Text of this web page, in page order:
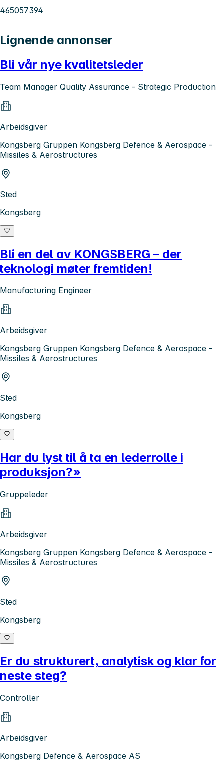
465057394
Lignende annonser
Bli vår nye kvalitetsleder
Team Manager Quality Assurance - Strategic Production
Arbeidsgiver
Kongsberg Gruppen Kongsberg Defence & Aerospace -
Missiles & Aerostructures
Sted
Kongsberg
Bli en del av KONGSBERG – der
teknologi møter fremtiden!
Manufacturing Engineer
Arbeidsgiver
Kongsberg Gruppen Kongsberg Defence & Aerospace -
Missiles & Aerostructures
Sted
Kongsberg
Har du lyst til å ta en lederrolle i
produksjon?»
Gruppeleder
Arbeidsgiver
Kongsberg Gruppen Kongsberg Defence & Aerospace -
Missiles & Aerostructures
Sted
Kongsberg
Er du strukturert, analytisk og klar for
neste steg?
Controller
Arbeidsgiver
Kongsberg Defence & Aerospace AS